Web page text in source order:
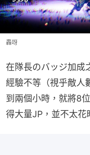
轟呀
在隊長のバッジ加成
經驗不等（視乎敵人
到兩個小時，就將8
得大量JP，並不太花